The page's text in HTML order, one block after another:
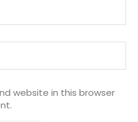
website in this browser